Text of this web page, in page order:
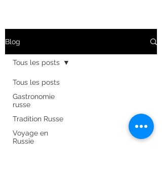
Blog
Tous les posts
Gastronomie
russe
Tradition Russe
Voyage en
Russie
Tous les posts